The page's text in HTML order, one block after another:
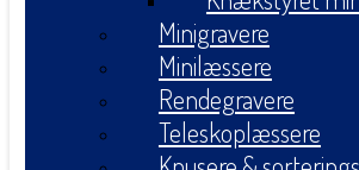
Minigravere
Minilæssere
Rendegravere
Teleskoplæssere